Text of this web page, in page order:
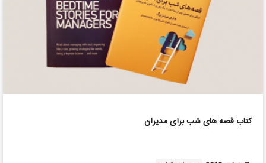
کتاب قصه های شب برای مدیران